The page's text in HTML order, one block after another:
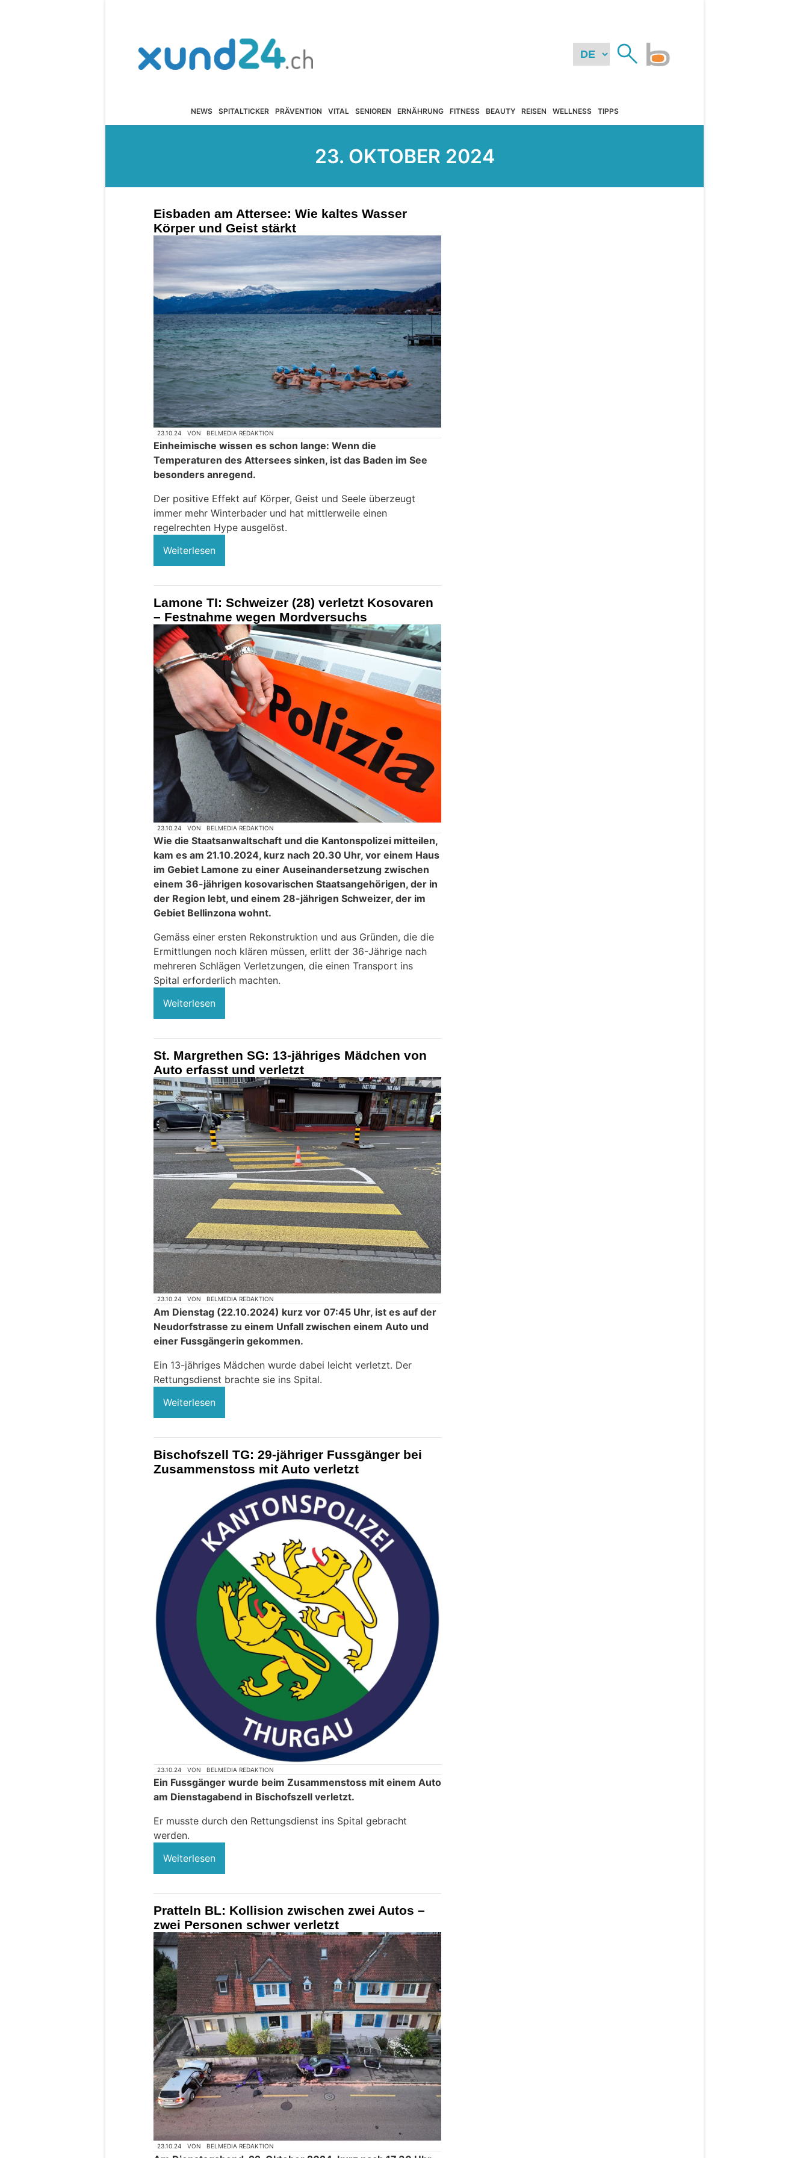
NEWS SPITALTICKER PRÄVENTION VITAL SENIOREN ERNÄHRUNG FITNESS BEAUTY REISEN WELLNESS TIPPS
23. OKTOBER 2024
Eisbaden am Attersee: Wie kaltes Wasser
Körper und Geist stärkt
23.10.24 VON BELMEDIA REDAKTION
Einheimische wissen es schon lange: Wenn die
Temperaturen des Attersees sinken, ist das Baden im See
besonders anregend.
Der positive Effekt auf Körper, Geist und Seele überzeugt
immer mehr Winterbader und hat mittlerweile einen
regelrechten Hype ausgelöst.
Weiterlesen
Lamone TI: Schweizer (28) verletzt Kosovaren
– Festnahme wegen Mordversuchs
23.10.24 VON BELMEDIA REDAKTION
Wie die Staatsanwaltschaft und die Kantonspolizei mitteilen,
kam es am 21.10.2024, kurz nach 20.30 Uhr, vor einem Haus
im Gebiet Lamone zu einer Auseinandersetzung zwischen
einem 36-jährigen kosovarischen Staatsangehörigen, der in
der Region lebt, und einem 28-jährigen Schweizer, der im
Gebiet Bellinzona wohnt.
Gemäss einer ersten Rekonstruktion und aus Gründen, die die
Ermittlungen noch klären müssen, erlitt der 36-Jährige nach
mehreren Schlägen Verletzungen, die einen Transport ins
Spital erforderlich machten.
Weiterlesen
St. Margrethen SG: 13-jähriges Mädchen von
Auto erfasst und verletzt
23.10.24 VON BELMEDIA REDAKTION
Am Dienstag (22.10.2024) kurz vor 07:45 Uhr, ist es auf der
Neudorfstrasse zu einem Unfall zwischen einem Auto und
einer Fussgängerin gekommen.
Ein 13-jähriges Mädchen wurde dabei leicht verletzt. Der
Rettungsdienst brachte sie ins Spital.
Weiterlesen
Bischofszell TG: 29-jähriger Fussgänger bei
Zusammenstoss mit Auto verletzt
23.10.24 VON BELMEDIA REDAKTION
Ein Fussgänger wurde beim Zusammenstoss mit einem Auto
am Dienstagabend in Bischofszell verletzt.
Er musste durch den Rettungsdienst ins Spital gebracht
werden.
Weiterlesen
Pratteln BL: Kollision zwischen zwei Autos –
zwei Personen schwer verletzt
23.10.24 VON BELMEDIA REDAKTION